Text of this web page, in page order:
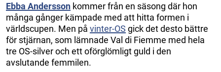
Ebba Andersson kommer från en säsong där hon
många gånger kämpade med att hitta formen i
världscupen. Men på vinter-OS gick det desto bättre
för stjärnan, som lämnade Val di Fiemme med hela
tre OS-silver och ett oförglömligt guld i den
avslutande femmilen.